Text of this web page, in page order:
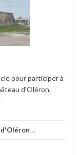
pour participer à
d'Oléron,
...